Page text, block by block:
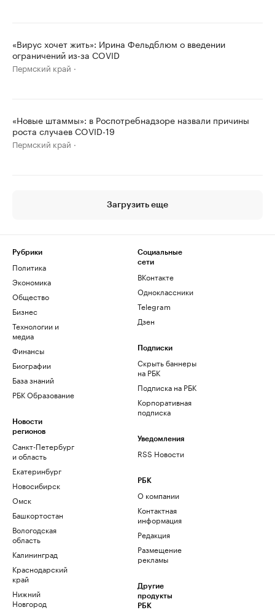
«Вирус хочет жить»: Ирина Фельдблюм о введении
ограничений из-за COVID
Пермский край
«Новые штаммы»: в Роспотребнадзоре назвали причины
роста случаев COVID-19
Пермский край
Загрузить еще
Рубрики
Политика
Экономика
Общество
Бизнес
Технологии и
медиа
Финансы
Биографии
База знаний
РБК Образование
Новости
регионов
Санкт-Петербург
и область
Екатеринбург
Новосибирск
Омск
Башкортостан
Вологодская
область
Калининград
Краснодарский
край
Нижний
Новгород
Социальные
сети
ВКонтакте
Одноклассники
Telegram
Дзен
Подписки
Скрыть баннеры
на РБК
Подписка на РБК
Корпоративная
подписка
Уведомления
RSS Новости
РБК
О компании
Контактная
информация
Редакция
Размещение
рекламы
Другие
продукты
РБК